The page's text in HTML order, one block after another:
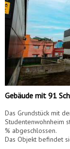
Gebäude mit 91
Das Grundstück mit
Studentenwohnheim
% abgeschlossen.
Das Objekt befindet